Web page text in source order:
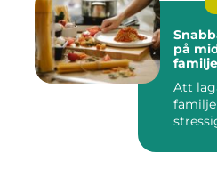
på
Att